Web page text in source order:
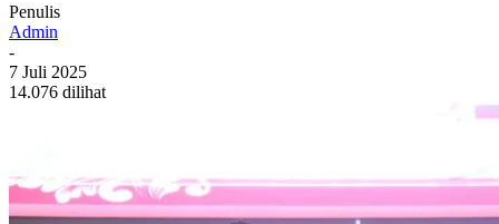
Penulis
Admin
-
7 Juli 2025
14.076 dilihat